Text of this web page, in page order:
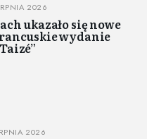
2026
ukazało się nowe
wydanie
2026